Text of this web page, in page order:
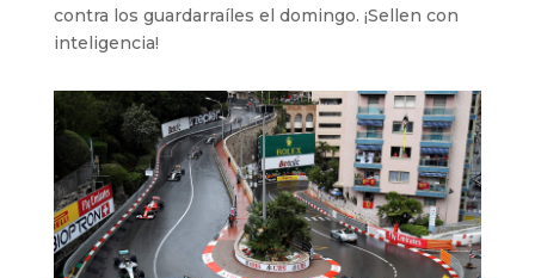
contra los guardarraíles el domingo. ¡Sellen con
inteligencia!